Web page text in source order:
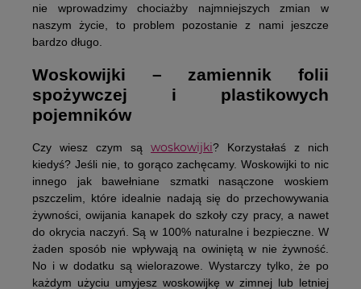
nie wprowadzimy chociażby najmniejszych zmian w
naszym życie, to problem pozostanie z nami jeszcze
bardzo długo.
Woskowijki – zamiennik folii
spożywczej i plastikowych
pojemników
Czy wiesz czym są woskowijki? Korzystałaś z nich
kiedyś? Jeśli nie, to gorąco zachęcamy. Woskowijki to nic
innego jak bawełniane szmatki nasączone woskiem
pszczelim, które idealnie nadają się do przechowywania
żywności, owijania kanapek do szkoły czy pracy, a nawet
do okrycia naczyń. Są w 100% naturalne i bezpieczne. W
żaden sposób nie wpływają na owiniętą w nie żywność.
No i w dodatku są wielorazowe. Wystarczy tylko, że po
każdym użyciu umyjesz woskowijkę w zimnej lub letniej